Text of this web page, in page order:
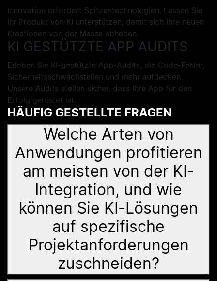
Innovation erfordert Spitzentechnologien. Lassen Sie
Ihr Produkt von KI unterstützen, damit sich Ihre neuen
Kreationen von der Masse abheben.
KI GESTÜTZTE APP AUDITS
Erleben Sie KI-gestützte App-Audits, die Code-Fehler,
Sicherheitsschwachstellen und mehr aufdecken.
Unsere Audits stellen sicher, dass Ihre App für den
Erfolg gerüstet ist.
HÄUFIG GESTELLTE FRAGEN
Welche Arten von
Anwendungen profitieren
am meisten von der KI-
Integration, und wie
können Sie KI-Lösungen
auf spezifische
Projektanforderungen
zuschneiden?